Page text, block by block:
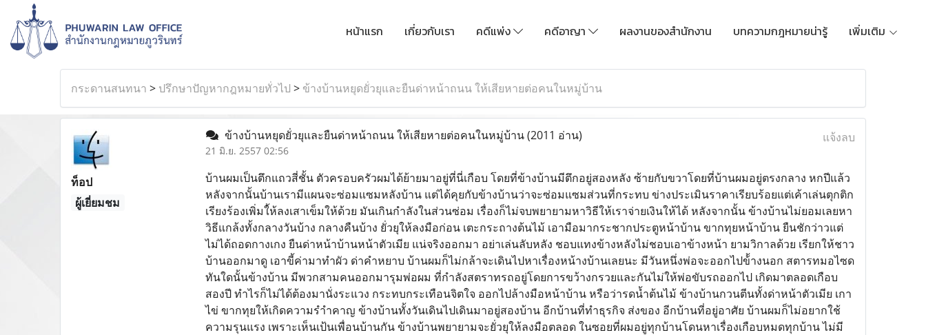
หน้าแรก เกี่ยวกับเรา คดีแพ่ง คดีอาญา ผลงานของสำนักงาน บทความกฎหมายน่ารู้ เพิ่มเติม
กระดานสนทนา > ปรึกษาปัญหากฎหมายทั่วไป > ข้างบ้านหยุดยั่วยุและยืนด่าหน้าถนน ให้เสียหายต่อคนในหมู่บ้าน
ท็อป
ผู้เยี่ยมชม
ข้างบ้านหยุดยั่วยุและยืนด่าหน้าถนน ให้เสียหายต่อคนในหมู่บ้าน(2011 อ่าน)
21 มิ.ย. 2557 02:56
แจ้งลบ
บ้านผมเป็นตึกแถวสี่ชั้น ตัวครอบครัวผมได้ย้ายมาอยู่ที่นี่เกือบ โดยที่ข้างบ้านมีตึกอยู่สองหลัง ซ้ายกับขวาโดยที่บ้านผมอยู่ตรงกลาง หกปีแล้ว
หลังจากนั้นบ้านเรามีแผนจะซ่อมแซมหลังบ้าน แต่ได้คุยกับข้างบ้านว่าจะซ่อมแซมส่วนที่กระทบ ข่างประเมินราคาเรียบร้อยแต่เค้าเล่นตุกติก
เรียงร้องเพิ่มใ้ห้ลงเสาเข็มให้ด้วย มันเกินกำลังในส่วนซ่อม เรื่องก็ไม่จบพยายามหาวิธีให้เราจ่ายเงินให้ได้ หลังจากนั้น ข้างบ้านไม่ยอมเลยหา
วิธีแกล้งทั้งกลางวันบ้าง กลางคืนบ้าง ยั่วยุให้ลงมือก่อน เตะกระถางต้นไม้ เอามือมากระชากประตูหน้าบ้าน ขากทุยหน้าบ้าน ยืนชักว่าวแต่
ไม่ได้ถอดกางเกง ยืนด่าหน้าบ้านหน้าตัวเมีย แน่จริงออกมา อย่าเล่นลับหลัง ชอบแทงข้างหลังไม่ชอบเอาข้างหน้า ยามวิกาลด้วย เรียกให้ชาว
บ้านออกมาดู เอาขี้ค่ามาทำผัว ด่าคำหยาบ บ้านผมก็ไม่กล้าจะเดินไปหาเรื่องหน้างบ้านเลยนะ มีวันหนึ่งพ่อจะออกไปข้้างนอก สตารทมอไซด
ทันใดนั้นข้างบ้าน มีพวกสามคนออกมารุมพ่อผม ที่กำลังสตราทรถอยู่โดยการขว้างกรวยและกันไม่ให้พ่อขับรถออกไป เกิดมาตลอดเกือบ
สองปี ทำไรก็ไม่ได้ต้องมานั่งระแวง กระทบกระเทือนจิตใจ ออกไปล้างมือหน้าบ้าน หรือว่ารดน้ำต้นไม้ ข้างบ้านกวนตีนทั้งด่าหน้าตัวเมีย เกา
ไข่ ขากทุยให้เกิดความรำำคาญ ข้างบ้านทั้งวันเดินไปเดินมาอยู่สองบ้าน อีกบ้านที่ทำธุรกิจ ส่งของ อีกบ้านที่อยู่อาศัย บ้านผมก็ไม่อยากใช้
ความรุนแรง เพราะเห็นเป้นเพื่อนบ้านกัน ข้างบ้านพยายามจะยั่วยุให้ลงมือตลอด ในซอยที่ผมอยู่ทุกบ้านโดนหาเรื่องเกือบหมดทุกบ้าน ไม่มี